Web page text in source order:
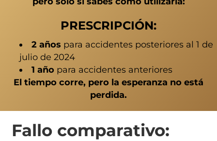
PRESCRIPCIÓN:
2 años para accidentes posteriores al 1 de
julio de 2024
1 año para accidentes anteriores
El tiempo corre, pero la esperanza no está
perdida.
Fallo comparativo: